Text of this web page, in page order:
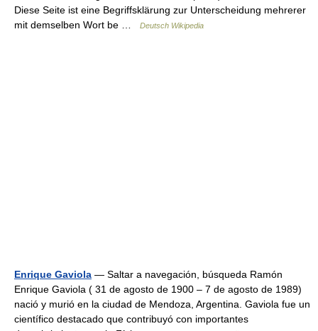
Diese Seite ist eine Begriffsklärung zur Unterscheidung mehrerer
mit demselben Wort be …
Deutsch Wikipedia
Enrique Gaviola — Saltar a navegación, búsqueda Ramón
Enrique Gaviola ( 31 de agosto de 1900 – 7 de agosto de 1989)
nació y murió en la ciudad de Mendoza, Argentina. Gaviola fue un
científico destacado que contribuyó con importantes